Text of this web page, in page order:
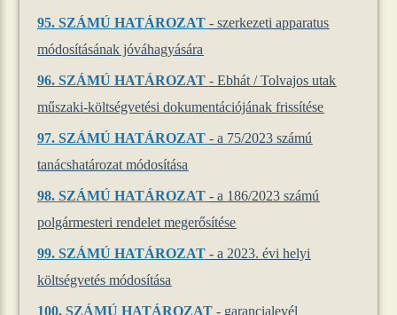
95. SZÁMÚ HATÁROZAT- szerkezeti apparatus
módosításának jóváhagyására
96.SZÁMÚ HATÁROZAT - Ebhát / Tolvajos utak
műszaki-költségvetési dokumentációjának frissítése
97.SZÁMÚ HATÁROZAT - a 75/2023 számú
tanácshatározat módosítása
98.SZÁMÚ HATÁROZAT - a 186/2023 számú
polgármesteri rendelet megerősítése
99.SZÁMÚ HATÁROZAT - a 2023. évi helyi
költségvetés módosítása
100.SZÁMÚ HATÁROZAT - garancialevél